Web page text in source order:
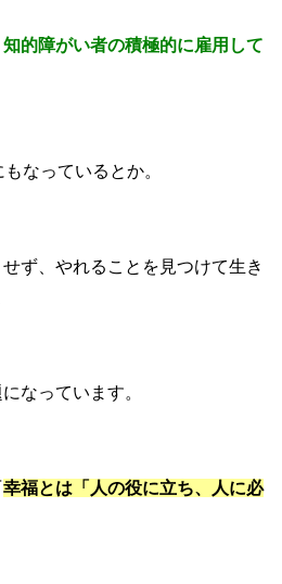
知的障がい者の積極的に雇用して
もなっているとか。
ず、やれることを見つけて生き
なっています。
幸福とは「人の役に立ち、人に必